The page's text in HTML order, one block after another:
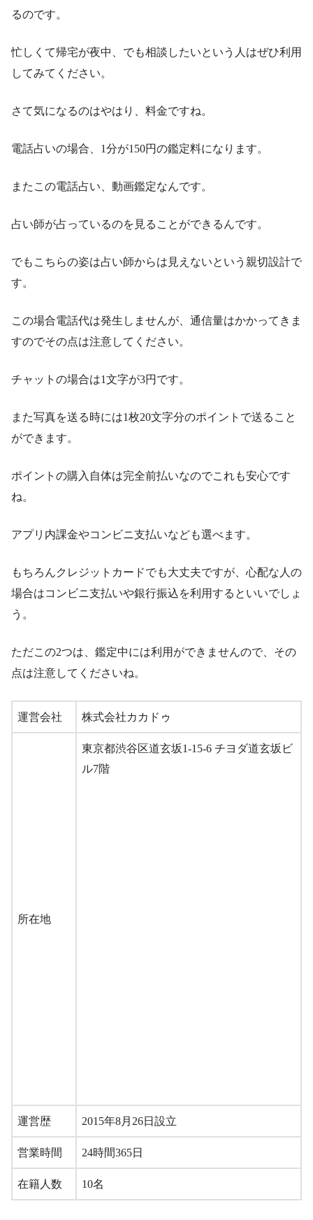
るのです。
忙しくて帰宅が夜中、でも相談したいという人はぜひ利用
してみてください。
さて気になるのはやはり、料金ですね。
電話占いの場合、1分が150円の鑑定料になります。
またこの電話占い、動画鑑定なんです。
占い師が占っているのを見ることができるんです。
でもこちらの姿は占い師からは見えないという親切設計で
す。
この場合電話代は発生しませんが、通信量はかかってきま
すのでその点は注意してください。
チャットの場合は1文字が3円です。
また写真を送る時には1枚20文字分のポイントで送ること
ができます。
ポイントの購入自体は完全前払いなのでこれも安心です
ね。
アプリ内課金やコンビニ支払いなども選べます。
もちろんクレジットカードでも大丈夫ですが、心配な人の
場合はコンビニ支払いや銀行振込を利用するといいでしょ
う。
ただこの2つは、鑑定中には利用ができませんので、その
点は注意してくださいね。
運営会社 株式会社カカドゥ
所在地
東京都渋谷区道玄坂1-15-6 チヨダ道玄坂ビ
ル7階
運営歴 2015年8月26日設立
営業時間 24時間365日
在籍人数 10名